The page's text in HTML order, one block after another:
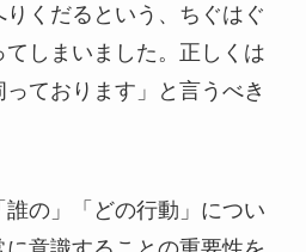
くだるという、ちぐはぐ
しまいました。正しくは
っております」と言うべき
の」「どの行動」につい